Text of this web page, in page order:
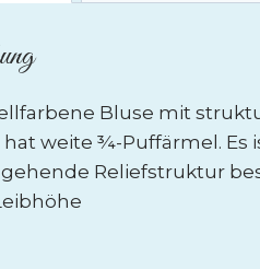
Bluse mit
weite ¾-Puffärmel. Es
Reliefstruktur